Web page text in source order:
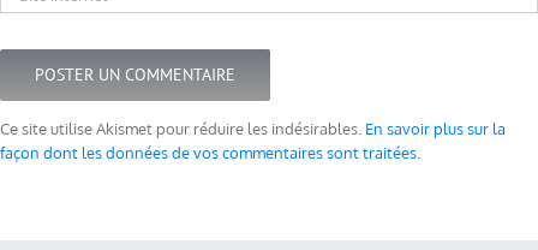
Ce site utilise Akismet pour réduire les indésirables. En savoir plus sur la
façon dont les données de vos commentaires sont traitées